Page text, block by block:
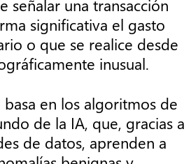
señalar una transacción
significativa el gasto
o que se realice desde
inusual.
basa en los algoritmos de
de la IA, que, gracias a
de datos, aprenden a